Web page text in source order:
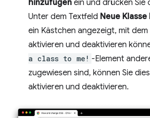
hinzufügen ein und drücken Sie
Unter dem Textfeld Neue
ein Kästchen angezeigt, mit dem
aktivieren und deaktivieren
a class to me! -Element
zugewiesen sind, können Sie
aktivieren und deaktivieren.